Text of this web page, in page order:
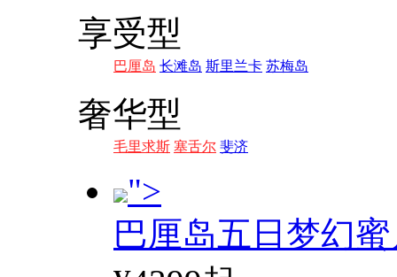
享受型
巴厘岛 长滩岛 斯里兰卡 苏梅岛
奢华型
毛里求斯 塞舌尔 斐济
">
巴厘岛五日梦幻